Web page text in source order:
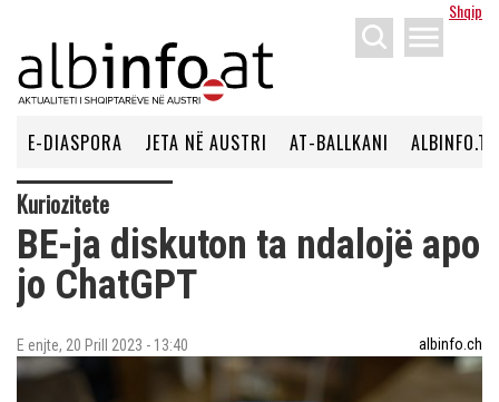
Shqip
menu
E-DIASPORA JETA NË AUSTRI AT-BALLKANI ALBINFO.TV
Kuriozitete
BE-ja diskuton ta ndalojë apo
jo ChatGPT
E enjte, 20 Prill 2023 - 13:40 albinfo.ch